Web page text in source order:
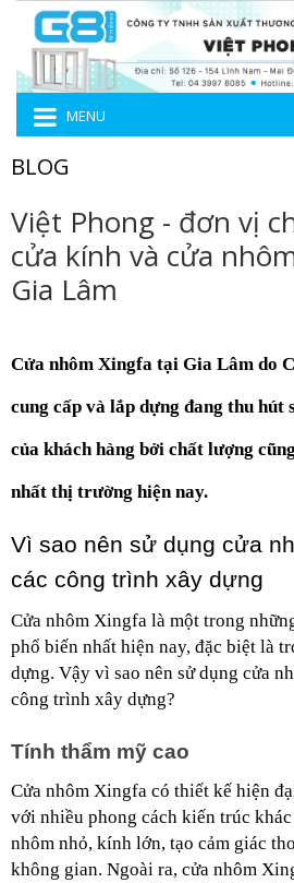
MENU
BLOG
Việt Phong - đơn vị
cửa kính và cửa
Gia Lâm
Cửa nhôm Xingfa tại Gia Lâm do
cung cấp và lắp dựng đang thu hút
của khách hàng bởi chất lượng
nhất thị trường hiện nay.
Vì sao nên sử dụng cửa
các công trình xây dựng
Cửa nhôm Xingfa là một trong
phổ biến nhất hiện nay, đặc biệt là
dựng. Vậy vì sao nên sử dụng cửa
công trình xây dựng?
Tính thẩm mỹ cao
Cửa nhôm Xingfa có thiết kế hiện
với nhiều phong cách kiến trúc
nhôm nhỏ, kính lớn, tạo cảm giác
không gian. Ngoài ra, cửa nhôm